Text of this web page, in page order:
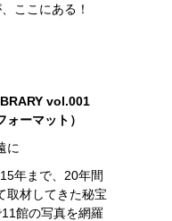
ここにある！
vol.001
ーマット）
に
年まで、20年間
取材してきた秘宝
館の写真を網羅